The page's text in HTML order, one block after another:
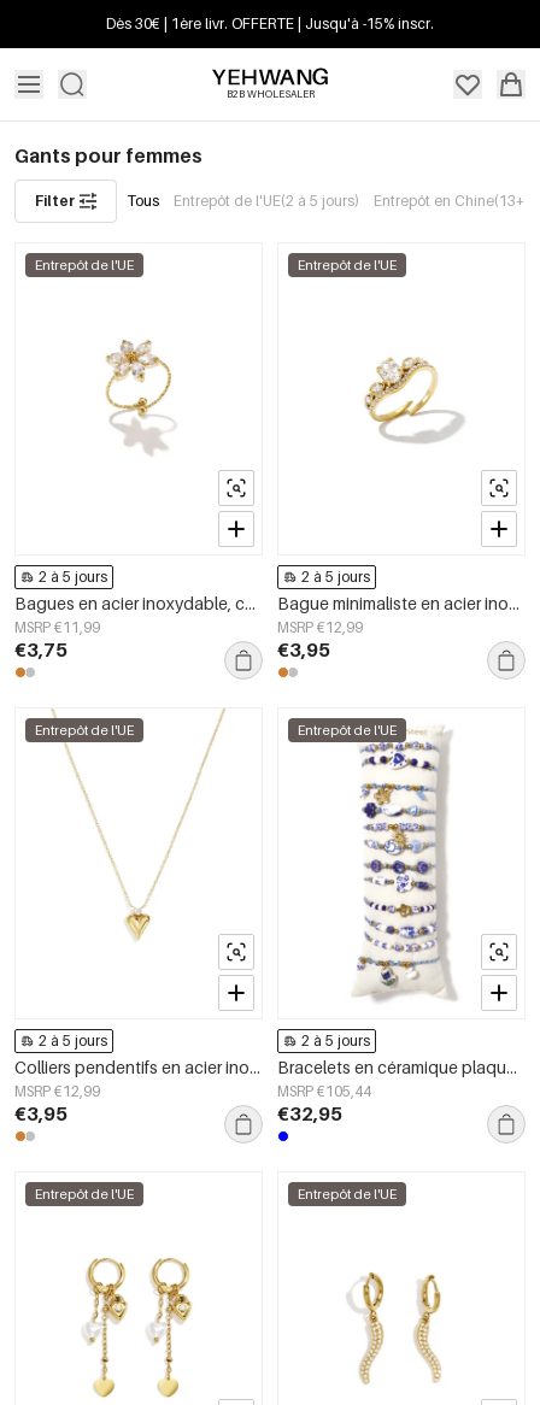
Dès 30€ | 1ère livr. OFFERTE | Jusqu'à -15% inscr.
B2B WHOLESALER
Gants pour femmes
Filter Tous Entrepôt de l'UE(2 à 5 jours) Entrepôt en Chine(13+
Entrepôt de l'UE
2 à 5 jours
Bagues en acier inoxydable, collection Fleur, bijoux simples pour femmes
MSRP €11,99
€3,75
Entrepôt de l'UE
2 à 5 jours
Bague minimaliste en acier inoxydable, forme elliptique, collection Simple Daily Simple, bijoux pour femmes
MSRP €12,99
€3,95
Entrepôt de l'UE
2 à 5 jours
Colliers pendentifs en acier inoxydable en forme de cœur, collection Daily Simple, bijoux pour femmes
MSRP €12,99
€3,95
Entrepôt de l'UE
2 à 5 jours
Bracelets en céramique plaqués or 14 carats, collection ethnique florale, style vacances/plage, bijoux pour femmes
MSRP €105,44
€32,95
Entrepôt de l'UE Entrepôt de l'UE